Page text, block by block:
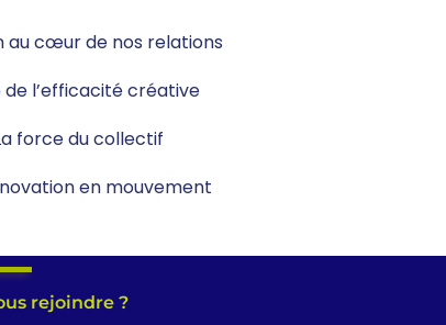
au cœur de nos relations
de l’efficacité créative
force du collectif
en mouvement
rejoindre ?